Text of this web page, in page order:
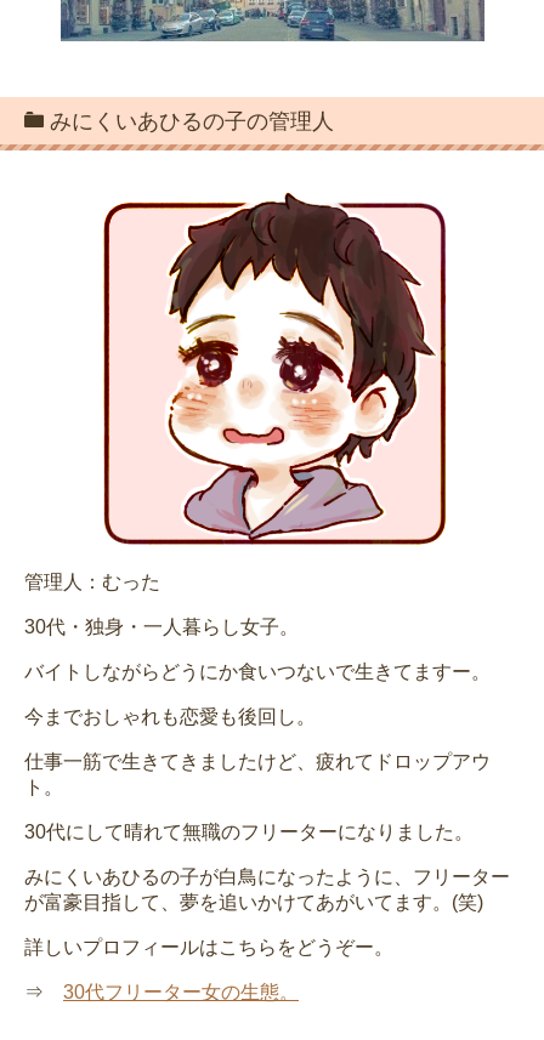
みにくいあひるの子の管理人
管理人：むった
30代・独身・一人暮らし女子。
バイトしながらどうにか食いつないで生きてますー。
今までおしゃれも恋愛も後回し。
仕事一筋で生きてきましたけど、疲れてドロップアウ
ト。
30代にして晴れて無職のフリーターになりました。
みにくいあひるの子が白鳥になったように、フリーター
が富豪目指して、夢を追いかけてあがいてます。(笑)
詳しいプロフィールはこちらをどうぞー。
⇒ 30代フリーター女の生態。